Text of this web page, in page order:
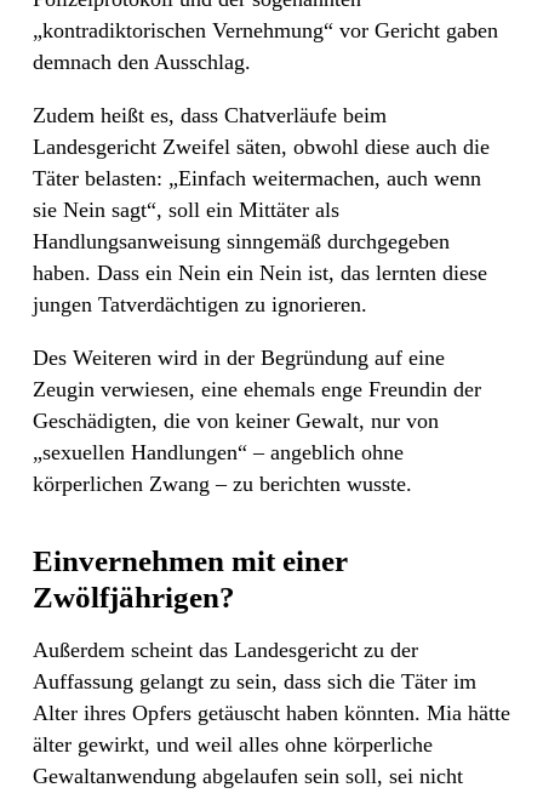
„kontradiktorischen Vernehmung“ vor Gericht gaben
demnach den Ausschlag.
Zudem heißt es, dass Chatverläufe beim
Landesgericht Zweifel säten, obwohl diese auch die
Täter belasten: „Einfach weitermachen, auch wenn
sie Nein sagt“, soll ein Mittäter als
Handlungsanweisung sinngemäß durchgegeben
haben. Dass ein Nein ein Nein ist, das lernten diese
jungen Tatverdächtigen zu ignorieren.
Des Weiteren wird in der Begründung auf eine
Zeugin verwiesen, eine ehemals enge Freundin der
Geschädigten, die von keiner Gewalt, nur von
„sexuellen Handlungen“ – angeblich ohne
körperlichen Zwang – zu berichten wusste.
Einvernehmen mit einer
Zwölfjährigen?
Außerdem scheint das Landesgericht zu der
Auffassung gelangt zu sein, dass sich die Täter im
Alter ihres Opfers getäuscht haben könnten. Mia hätte
älter gewirkt, und weil alles ohne körperliche
Gewaltanwendung abgelaufen sein soll, sei nicht